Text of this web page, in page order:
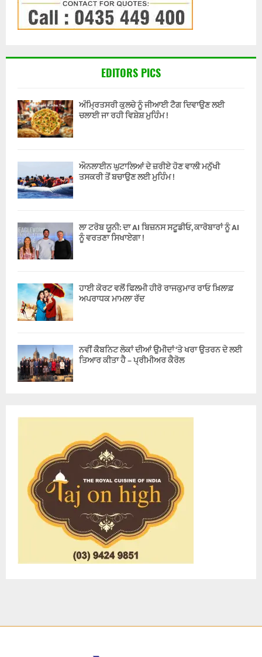
EDITORS PICS
ਅੰਮ੍ਰਿਤਸਰੀ ਕੁਲਚੇ ਨੂੰ ਜੀਆਈ ਟੈਗ ਦਿਵਾਉਣ ਲਈ
ਚਲਾਈ ਜਾ ਰਹੀ ਵਿਸ਼ੇਸ਼ ਮੁਹਿੰਮ !
ਔਨਲਾਈਨ ਘੁਟਾਲਿਆਂ ਦੇ ਜ਼ਰੀਏ ਹੋਣ ਵਾਲੀ ਮਨੁੱਖੀ
ਤਸਕਰੀ ਤੋਂ ਬਚਾਉਣ ਲਈ ਮੁਹਿੰਮ !
ਲਾ ਟਰੋਬ ਯੂਨੀ: ਦਾ AI ਬਿਜ਼ਨਸ ਸਟੂਡੀਓ, ਕਾਰੋਬਾਰਾਂ ਨੂੰ AI
ਨੂੰ ਵਰਤਣਾ ਸਿਖਾਏਗਾ !
ਹਾਈ ਕੋਰਟ ਵਲੋਂ ਫਿਲਮੀ ਹੀਰੋ ਰਾਜਕੁਮਾਰ ਰਾਓ ਖ਼ਿਲਾਫ਼
ਅਪਰਾਧਕ ਮਾਮਲਾ ਰੱਦ
ਨਵੀਂ ਕੈਬਨਿਟ ਲੋਕਾਂ ਦੀਆਂ ਉਮੀਦਾਂ ‘ਤੇ ਖਰਾ ਉਤਰਨ ਦੇ ਲਈ
ਤਿਆਰ ਕੀਤਾ ਹੈ – ਪ੍ਰੀਮੀਅਰ ਕੈਰੋਲ